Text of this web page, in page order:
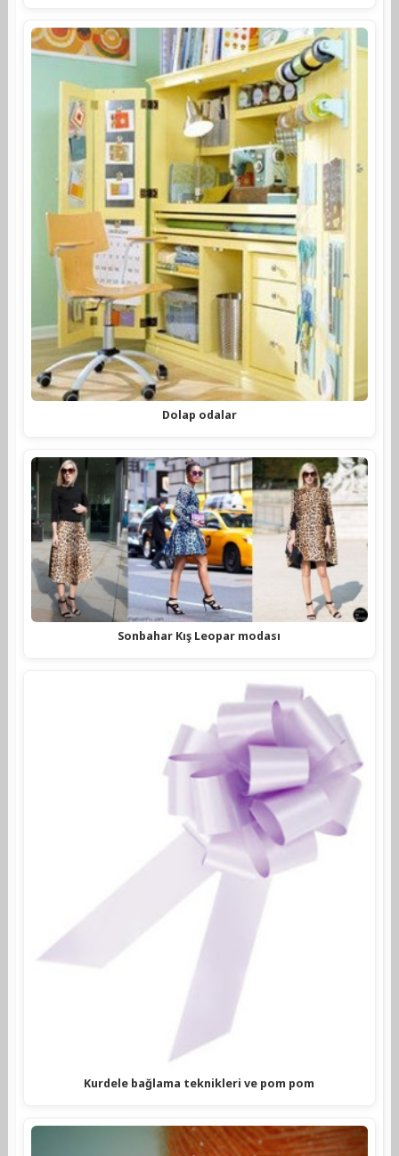
Dolap odalar
Sonbahar Kış Leopar modası
Kurdele bağlama teknikleri ve pom pom